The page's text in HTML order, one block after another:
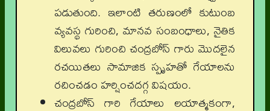
పడుతుంది. ఇలాంటి తరుణంలో కుటుంబ
వ్యవస్థ గురించి, మానవ సంబంధాలు, నైతిక
విలువలు గురించి చంద్రబోస్ గారు మొదలైన
రచయితలు సామాజిక స్పృహతో గేయాలను
రచించడం హర్షించదగ్గ విషయం.
చంద్రబోస్ గారి గేయాలు లయాత్మకంగా,